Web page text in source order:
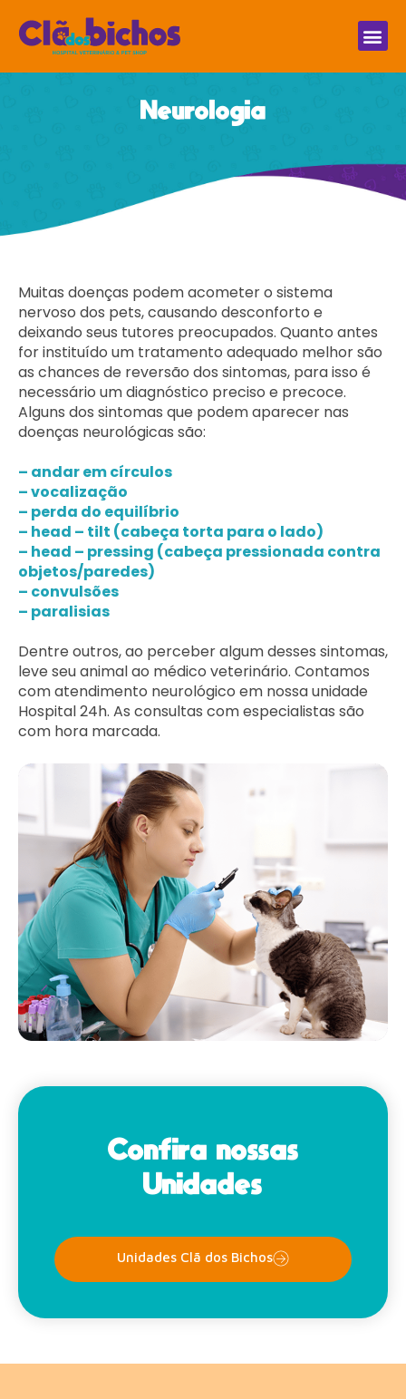
Neurologia
Muitas doenças podem acometer o sistema
nervoso dos pets, causando desconforto e
deixando seus tutores preocupados. Quanto antes
for instituído um tratamento adequado melhor são
as chances de reversão dos sintomas, para isso é
necessário um diagnóstico preciso e precoce.
Alguns dos sintomas que podem aparecer nas
doenças neurológicas são:
– andar em círculos
– vocalização
– perda do equilíbrio
– head – tilt (cabeça torta para o lado)
– head – pressing (cabeça pressionada contra
objetos/paredes)
– convulsões
– paralisias
Dentre outros, ao perceber algum desses sintomas,
leve seu animal ao médico veterinário. Contamos
com atendimento neurológico em nossa unidade
Hospital 24h. As consultas com especialistas são
com hora marcada.
Confira nossas
Unidades
Unidades Clã dos Bichos